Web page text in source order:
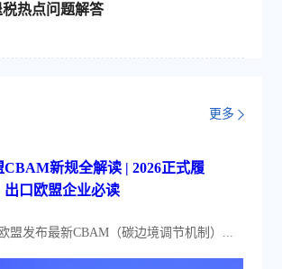
热点问题解答
更多
CBAM新规全解读 | 2026正式履
出口欧盟企业必读
盟发布最新CBAM（碳边境调节机制）...